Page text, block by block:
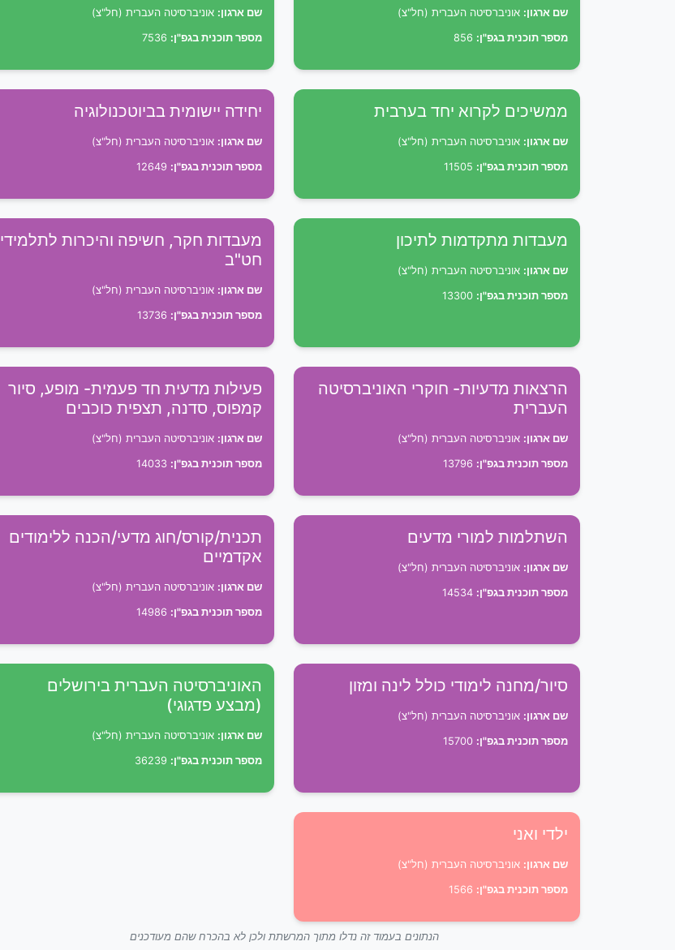
שם ארגון: אוניברסיטה העברית (חל"צ)
מספר תוכנית בגפ"ן:
שם ארגון: אוניברסיטה העברית (חל"צ)
מספר תוכנית בגפ"ן:
ממשיכים לקרוא יחד בערבית
שם ארגון: אוניברסיטה העברית (חל"צ)
מספר תוכנית בגפ"ן:
יחידה יישומית בביוטכנולוגיה
שם ארגון: אוניברסיטה העברית (חל"צ)
מספר תוכנית בגפ"ן:
מעבדות מתקדמות לתיכון
שם ארגון: אוניברסיטה העברית (חל"צ)
מספר תוכנית בגפ"ן:
מעבדות חקר, חשיפה והיכרות לתלמידי
חט"ב
שם ארגון: אוניברסיטה העברית (חל"צ)
מספר תוכנית בגפ"ן:
הרצאות מדעיות- חוקרי האוניברסיטה
העברית
שם ארגון: אוניברסיטה העברית (חל"צ)
מספר תוכנית בגפ"ן:
פעילות מדעית חד פעמית- מופע, סיור
קמפוס, סדנה, תצפית כוכבים
שם ארגון: אוניברסיטה העברית (חל"צ)
מספר תוכנית בגפ"ן:
השתלמות למורי מדעים
שם ארגון: אוניברסיטה העברית (חל"צ)
מספר תוכנית בגפ"ן:
תכנית/קורס/חוג מדעי/הכנה ללימודים
אקדמיים
שם ארגון: אוניברסיטה העברית (חל"צ)
מספר תוכנית בגפ"ן:
סיור/מחנה לימודי כולל לינה ומזון
שם ארגון: אוניברסיטה העברית (חל"צ)
מספר תוכנית בגפ"ן:
האוניברסיטה העברית בירושלים
(מבצע פדגוגי)
שם ארגון: אוניברסיטה העברית (חל"צ)
מספר תוכנית בגפ"ן:
ילדי ואני
שם ארגון: אוניברסיטה העברית (חל"צ)
מספר תוכנית בגפ"ן:
הנתונים בעמוד זה נדלו מתוך המרשתת ולכן לא בהכרח שהם מעודכנים